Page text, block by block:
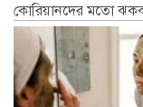
কোরিয়ানদের মতো